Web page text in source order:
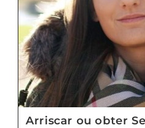
Arriscar ou obter